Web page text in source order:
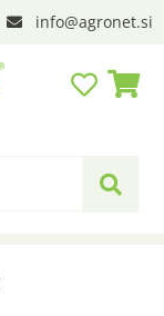
info agronet.si